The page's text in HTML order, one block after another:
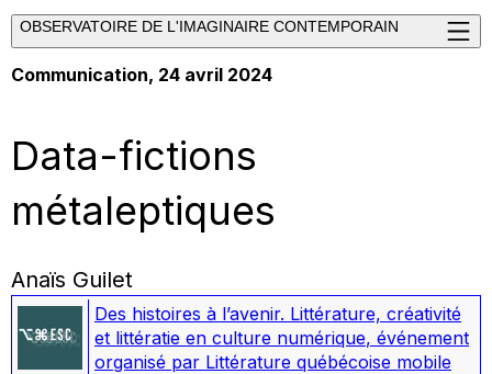
OBSERVATOIRE DE L'IMAGINAIRE CONTEMPORAIN
Communication, 24 avril 2024
Data-fictions
métaleptiques
Anaïs Guilet
Des histoires à l’avenir. Littérature, créativité
et littératie en culture numérique, événement
organisé par Littérature québécoise mobile